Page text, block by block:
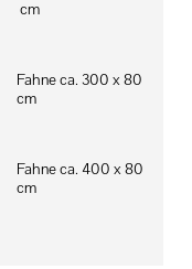
cm
Fahne ca. 300 x 80
cm
Fahne ca. 400 x 80
cm